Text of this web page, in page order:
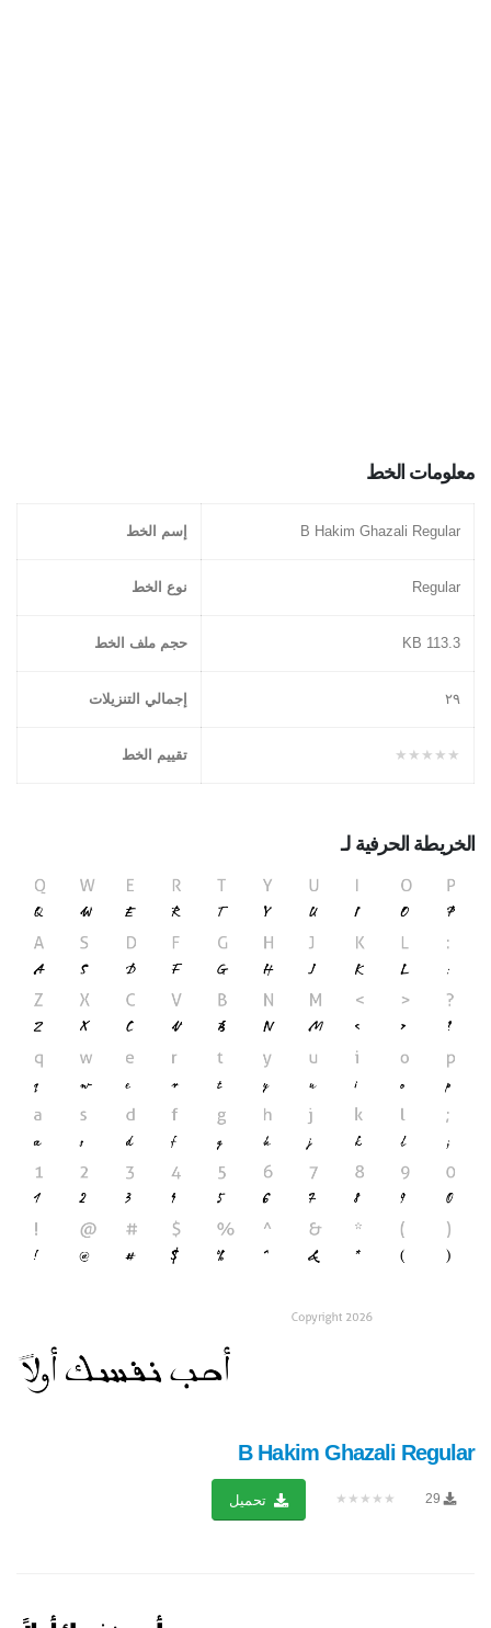
معلومات الخط
B Hakim Ghazali Regular إسم الخط
Regular نوع الخط
113.3 KB حجم ملف الخط
٢۹ إجمالي التنزيلات
★★★★★ تقييم الخط
الخريطة الحرفية لـ
B Hakim Ghazali Regular
29
★★★★★ تحميل